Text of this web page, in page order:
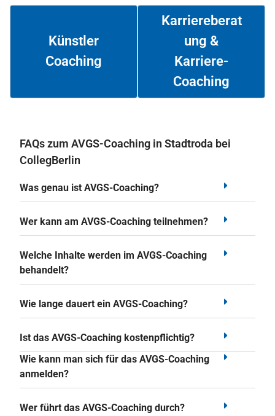
Künstler
Coaching
Weiterlesen
Karriereberat
ung &
Karriere-
Coaching
Weiterlesen
FAQs zum AVGS-Coaching in Stadtroda bei
CollegBerlin
Was genau ist AVGS-Coaching?
Wer kann am AVGS-Coaching teilnehmen?
Welche Inhalte werden im AVGS-Coaching
behandelt?
Wie lange dauert ein AVGS-Coaching?
Ist das AVGS-Coaching kostenpflichtig?
Wie kann man sich für das AVGS-Coaching
anmelden?
Wer führt das AVGS-Coaching durch?